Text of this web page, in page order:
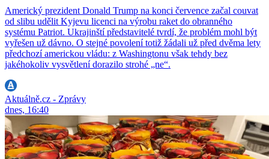
Americký prezident Donald Trump na konci července začal couvat
od slibu udělit Kyjevu licenci na výrobu raket do obranného
systému Patriot. Ukrajinští představitelé tvrdí, že problém mohl být
vyřešen už dávno. O stejné povolení totiž žádali už před dvěma lety
předchozí americkou vládu: z Washingtonu však tehdy bez
jakéhokoliv vysvětlení dorazilo strohé „ne“.
Aktuálně.cz - Zprávy
dnes, 16:40